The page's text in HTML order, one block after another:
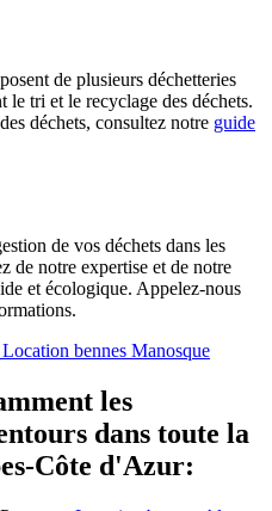
de plusieurs déchetteries
le tri et le recyclage des déchets.
déchets, consultez notre guide
de vos déchets dans les
de notre expertise et de notre
et écologique. Appelez-nous
Location bennes Manosque
les
dans toute la
Côte d'Azur: